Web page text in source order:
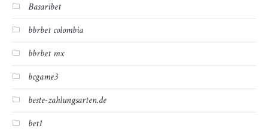
Basaribet
bbrbet colombia
bbrbet mx
bcgame3
beste-zahlungsarten.de
bet1